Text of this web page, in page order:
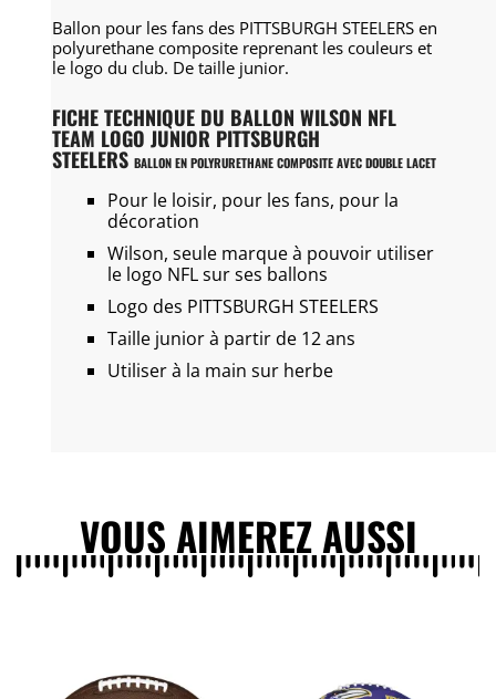
Ballon pour les fans des PITTSBURGH STEELERS en
polyurethane composite reprenant les couleurs et
le logo du club. De taille junior.
FICHE TECHNIQUE DU BALLON WILSON NFL
TEAM LOGO JUNIOR PITTSBURGH
STEELERS BALLON EN POLYRURETHANE COMPOSITE AVEC DOUBLE LACET
Pour le loisir, pour les fans, pour la
décoration
Wilson, seule marque à pouvoir utiliser
le logo NFL sur ses ballons
Logo des PITTSBURGH STEELERS
Taille junior à partir de 12 ans
Utiliser à la main sur herbe
VOUS AIMEREZ AUSSI